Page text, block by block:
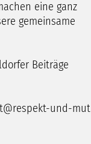
eine ganz
gemeinsame
Beiträge
respekt-und-mut